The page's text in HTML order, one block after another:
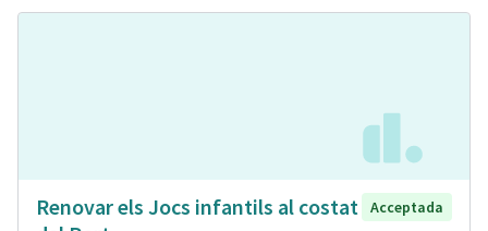
Renovar els Jocs infantils al costat
Acceptada